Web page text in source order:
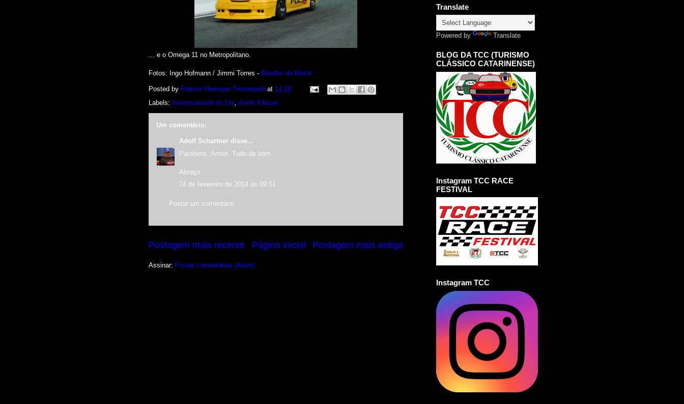
... e o Omega 11 no Metropolitano.
Fotos: Ingo Hofmann / Jimmi Torres - Barulho de Motor
Posted by Francis Henrique Trennepohl at 14:28
Labels: Aniversariante do Dia, Armin Kliewer
Um comentário:
Adolf Schartner disse...
Parabens, Armin. Tudo de bom.
Abraço.
24 de fevereiro de 2014 às 09:51
Postar um comentário
Postagem mais recente Postagem mais antiga
Página inicial
Assinar: Postar comentários (Atom)
Translate
Powered by Translate
BLOG DA TCC (TURISMO
CLÁSSICO CATARINENSE)
Instagram TCC RACE
FESTIVAL
Instagram TCC